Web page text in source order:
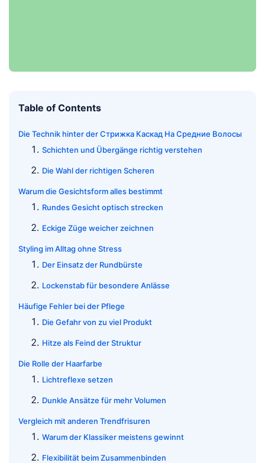
Table of Contents
Die Technik hinter der Стрижка Каскад На Средние Волосы
Schichten und Übergänge richtig verstehen
Die Wahl der richtigen Scheren
Warum die Gesichtsform alles bestimmt
Rundes Gesicht optisch strecken
Eckige Züge weicher zeichnen
Styling im Alltag ohne Stress
Der Einsatz der Rundbürste
Lockenstab für besondere Anlässe
Häufige Fehler bei der Pflege
Die Gefahr von zu viel Produkt
Hitze als Feind der Struktur
Die Rolle der Haarfarbe
Lichtreflexe setzen
Dunkle Ansätze für mehr Volumen
Vergleich mit anderen Trendfrisuren
Warum der Klassiker meistens gewinnt
Flexibilität beim Zusammenbinden